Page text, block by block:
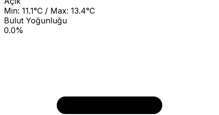
Min: 11.1°C / Max: 13.4°C
Bulut Yoğunluğu
0.0%